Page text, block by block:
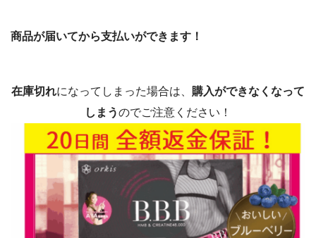
商品が届いてから支払いができます！
在庫切れになってしまった場合は、 購入ができなくなって
しまうのでご注意ください！